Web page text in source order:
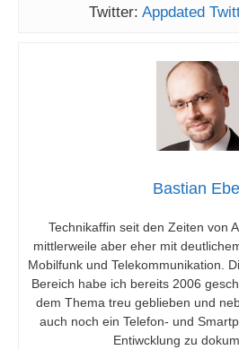
Twitter: Appdated
Bastian
Technikaffin seit den Zeiten von
mittlerweile aber eher mit
Mobilfunk und Telekommunikation.
Bereich habe ich bereits 2006
dem Thema treu geblieben und
auch noch ein Telefon- und
Entiwcklung zu